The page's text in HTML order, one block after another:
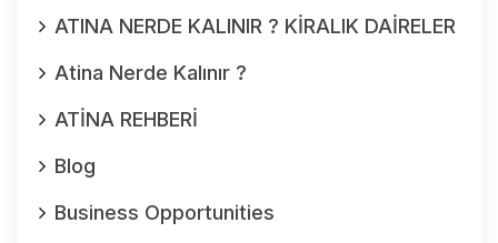
ATINA NERDE KALINIR ? KİRALIK DAİRELER
Atina Nerde Kalınır ?
ATİNA REHBERİ
Blog
Business Opportunities